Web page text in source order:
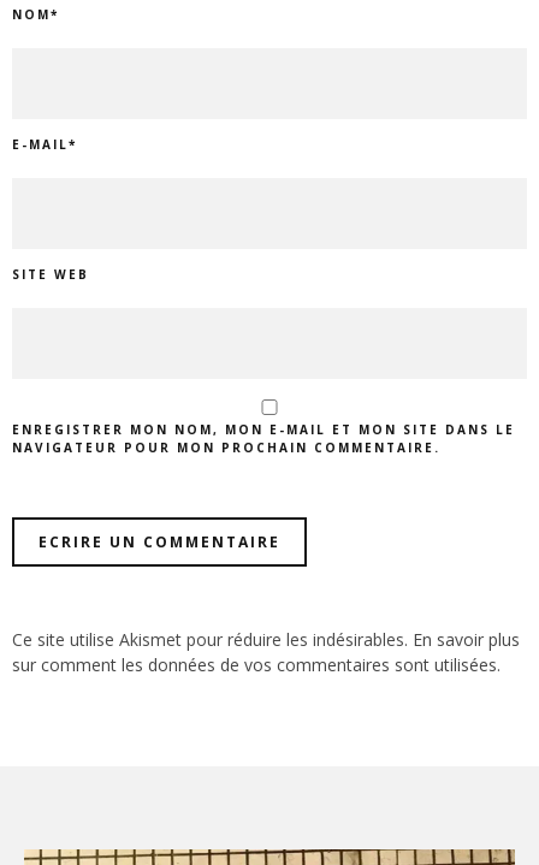
NOM*
E-MAIL*
SITE WEB
ENREGISTRER MON NOM, MON E-MAIL ET MON SITE DANS LE
NAVIGATEUR POUR MON PROCHAIN COMMENTAIRE.
Ce site utilise Akismet pour réduire les indésirables. En savoir plus
sur comment les données de vos commentaires sont utilisées.